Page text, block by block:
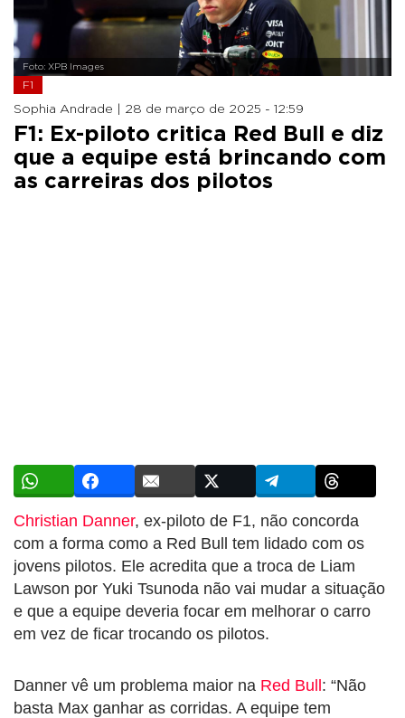
Foto: XPB Images
F1
Sophia Andrade | 28 de março de 2025 - 12:59
F1: Ex-piloto critica Red Bull e diz
que a equipe está brincando com
as carreiras dos pilotos
Christian Danner, ex-piloto de F1, não concorda
com a forma como a Red Bull tem lidado com os
jovens pilotos. Ele acredita que a troca de Liam
Lawson por Yuki Tsunoda não vai mudar a situação
e que a equipe deveria focar em melhorar o carro
em vez de ficar trocando os pilotos.
Danner vê um problema maior na Red Bull: “Não
basta Max ganhar as corridas. A equipe tem